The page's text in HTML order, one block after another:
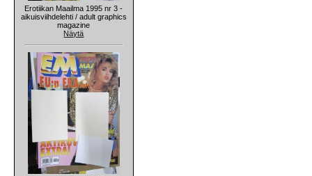
Erotiikan Maailma 1995 nr 3 -
aikuisviihdelehti / adult graphics
magazine
Näytä